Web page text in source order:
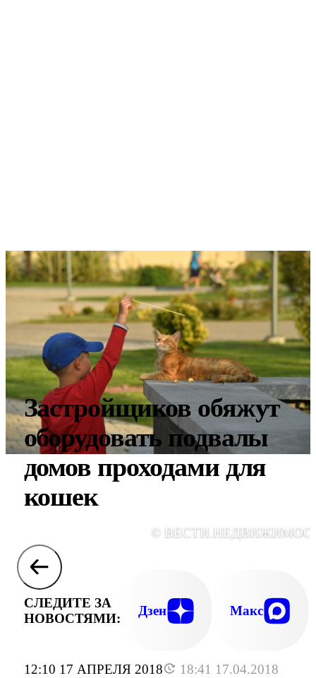
12:10 17 АПРЕЛЯ 2018
18:41 17.04.2018
Застройщиков обяжут
оборудовать подвалы
домов проходами для
кошек
©
СЛЕДИТЕ ЗА
НОВОСТЯМИ:
Дзен Макс